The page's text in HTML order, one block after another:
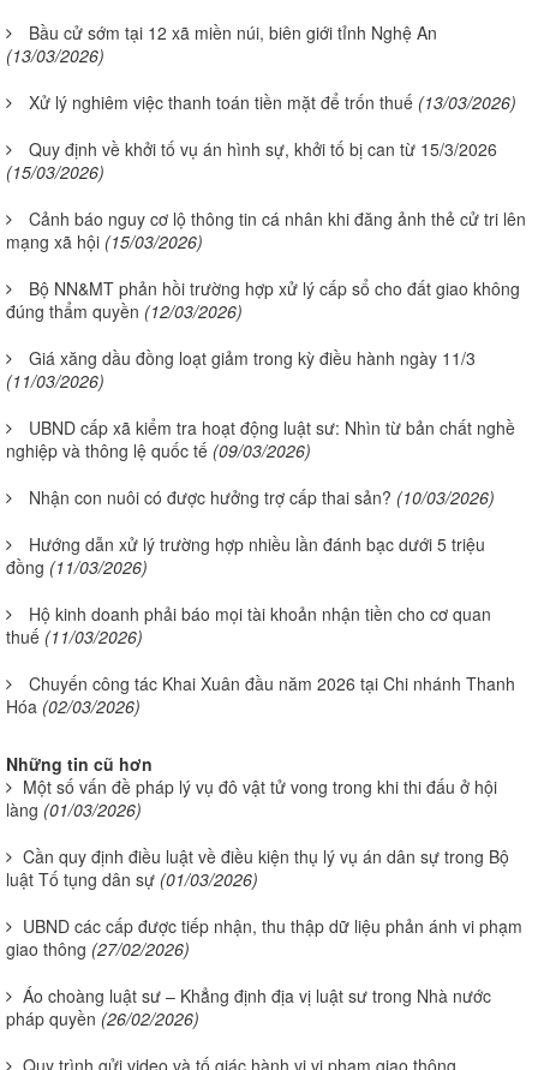
Bầu cử sớm tại 12 xã miền núi, biên giới tỉnh Nghệ An
(13/03/2026)
Xử lý nghiêm việc thanh toán tiền mặt để trốn thuế (13/03/2026)
Quy định về khởi tố vụ án hình sự, khởi tố bị can từ 15/3/2026
(15/03/2026)
Cảnh báo nguy cơ lộ thông tin cá nhân khi đăng ảnh thẻ cử tri lên
mạng xã hội (15/03/2026)
Bộ NN&MT phản hồi trường hợp xử lý cấp sổ cho đất giao không
đúng thẩm quyền (12/03/2026)
Giá xăng dầu đồng loạt giảm trong kỳ điều hành ngày 11/3
(11/03/2026)
UBND cấp xã kiểm tra hoạt động luật sư: Nhìn từ bản chất nghề
nghiệp và thông lệ quốc tế (09/03/2026)
Nhận con nuôi có được hưởng trợ cấp thai sản? (10/03/2026)
Hướng dẫn xử lý trường hợp nhiều lần đánh bạc dưới 5 triệu
đồng (11/03/2026)
Hộ kinh doanh phải báo mọi tài khoản nhận tiền cho cơ quan
thuế (11/03/2026)
Chuyến công tác Khai Xuân đầu năm 2026 tại Chi nhánh Thanh
Hóa (02/03/2026)
Những tin cũ hơn
Một số vấn đề pháp lý vụ đô vật tử vong trong khi thi đấu ở hội
làng (01/03/2026)
Cần quy định điều luật về điều kiện thụ lý vụ án dân sự trong Bộ
luật Tố tụng dân sự (01/03/2026)
UBND các cấp được tiếp nhận, thu thập dữ liệu phản ánh vi phạm
giao thông (27/02/2026)
Áo choàng luật sư – Khẳng định địa vị luật sư trong Nhà nước
pháp quyền (26/02/2026)